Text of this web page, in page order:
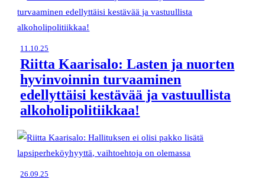
11.10.25
Riitta Kaarisalo: Lasten ja nuorten
hyvinvoinnin turvaaminen
edellyttäisi kestävää ja vastuullista
alkoholipolitiikkaa!
26.09.25